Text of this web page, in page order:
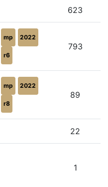
623
mp 2022
r6
793
mp 2022
r8
89
22
1